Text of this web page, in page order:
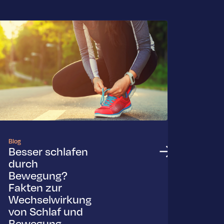
Blog
Besser schlafen
durch
Bewegung?
Fakten zur
Wechselwirkung
von Schlaf und